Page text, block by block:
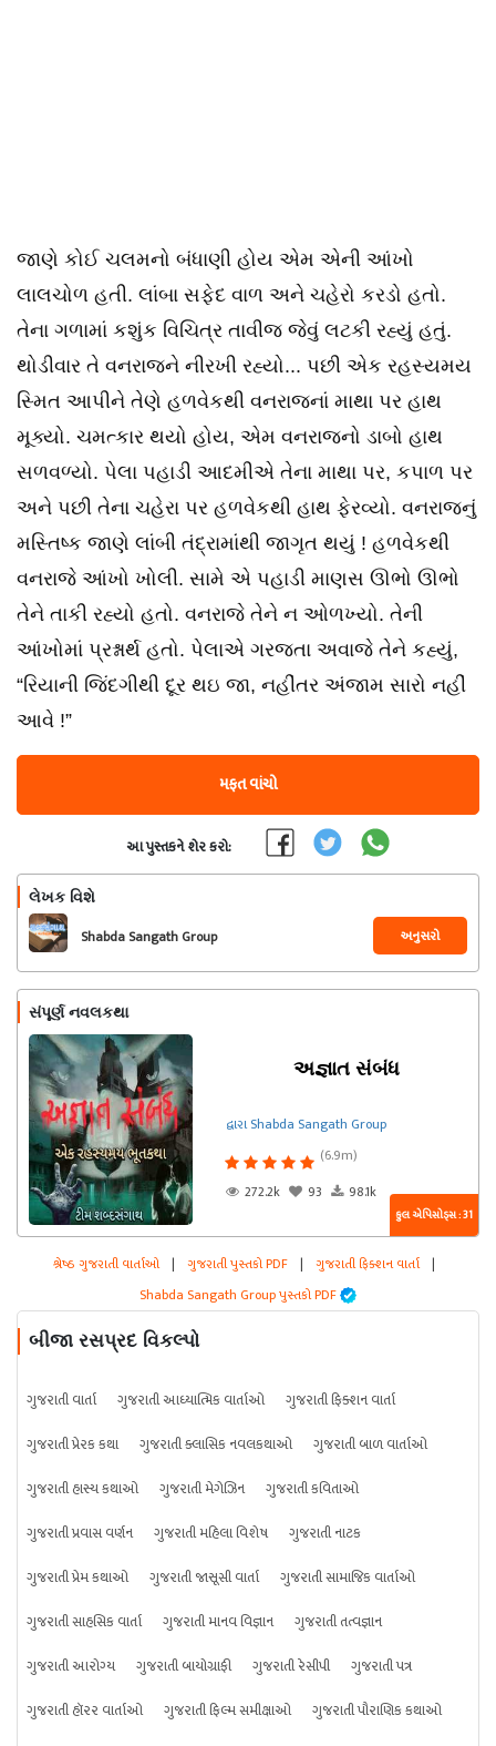
જાણે કોઈ ચલમનો બંધાણી હોય એમ એની આંખો
લાલચોળ હતી. લાંબા સફેદ વાળ અને ચહેરો કરડો હતો.
તેના ગળામાં કશુંક વિચિત્ર તાવીજ જેવું લટકી રહ્યું હતું.
થોડીવાર તે વનરાજને નીરખી રહ્યો... પછી એક રહસ્યમય
સ્મિત આપીને તેણે હળવેકથી વનરાજનાં માથા પર હાથ
મૂક્યો. ચમત્કાર થયો હોય, એમ વનરાજનો ડાબો હાથ
સળવળ્યો. પેલા પહાડી આદમીએ તેના માથા પર, કપાળ પર
અને પછી તેના ચહેરા પર હળવેકથી હાથ ફેરવ્યો. વનરાજનું
મસ્તિષ્ક જાણે લાંબી તંદ્રામાંથી જાગૃત થયું ! હળવેકથી
વનરાજે આંખો ખોલી. સામે એ પહાડી માણસ ઊભો ઊભો
તેને તાકી રહ્યો હતો. વનરાજે તેને ન ઓળખ્યો. તેની
આંખોમાં પ્રશ્નાર્થ હતો. પેલાએ ગરજતા અવાજે તેને કહ્યું,
“રિયાની જિંદગીથી દૂર થઇ જા, નહીંતર અંજામ સારો નહીં
આવે !”
મફત વાંચો
આ પુસ્તકને શેર કરો:
લેખક વિશે
Shabda Sangath Group અનુસરો
સંપૂર્ણ નવલકથા
અજ્ઞાત સંબંધ
દ્વારા Shabda Sangath Group
(6.9m)
272.2k
93 98.1k
કુલ એપિસોડ્સ : 31
શ્રેષ્ઠ ગુજરાતી વાર્તાઓ | ગુજરાતી પુસ્તકો PDF | ગુજરાતી ફિક્શન વાર્તા |
Shabda Sangath Group પુસ્તકો PDF
બીજા રસપ્રદ વિકલ્પો
ગુજરાતી વાર્તા ગુજરાતી આધ્યાત્મિક વાર્તાઓ
ગુજરાતી ફિક્શન વાર્તા
ગુજરાતી પ્રેરક કથા
ગુજરાતી ક્લાસિક નવલકથાઓ
ગુજરાતી બાળ વાર્તાઓ
ગુજરાતી હાસ્ય કથાઓ
ગુજરાતી મેગેઝિન
ગુજરાતી કવિતાઓ
ગુજરાતી પ્રવાસ વર્ણન
ગુજરાતી મહિલા વિશેષ
ગુજરાતી નાટક
ગુજરાતી પ્રેમ કથાઓ
ગુજરાતી જાસૂસી વાર્તા
ગુજરાતી સામાજિક વાર્તાઓ
ગુજરાતી સાહસિક વાર્તા
ગુજરાતી માનવ વિજ્ઞાન
ગુજરાતી તત્વજ્ઞાન
ગુજરાતી આરોગ્ય
ગુજરાતી બાયોગ્રાફી ગુજરાતી રેસીપી
ગુજરાતી પત્ર
ગુજરાતી હૉરર વાર્તાઓ
ગુજરાતી ફિલ્મ સમીક્ષાઓ
ગુજરાતી પૌરાણિક કથાઓ